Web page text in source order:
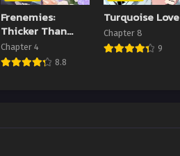
Frenemies:
Thicker Than
Blood
Chapter 4
8.8
Turquoise Love
Chapter 8
9